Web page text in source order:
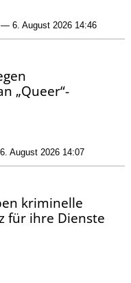
— 6. August 2026 14:46
„Queer“-
August 2026 14:07
kriminelle
für ihre Dienste